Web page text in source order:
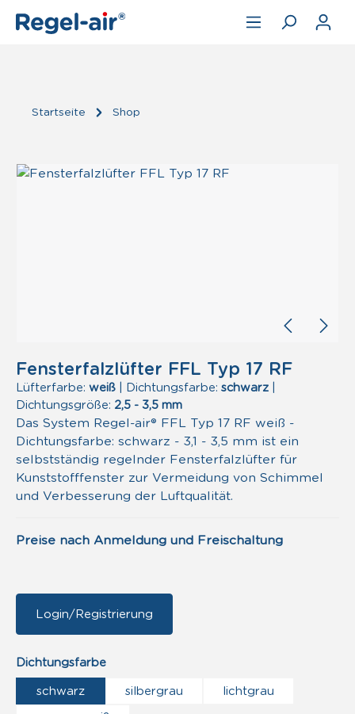
Zum Hauptinhalt springen
Startseite Shop
Bildergalerie überspringen
Fensterfalzlüfter FFL Typ 17 RF
Lüfterfarbe: weiß Dichtungsfarbe: schwarz
Dichtungsgröße: 2,5 - 3,5 mm
Das System Regel-air® FFL Typ 17 RF weiß -
Dichtungsfarbe: schwarz - 3,1 - 3,5 mm ist ein
selbstständig regelnder Fensterfalzlüfter für
Kunststofffenster zur Vermeidung von Schimmel
und Verbesserung der Luftqualität.
Preise nach Anmeldung und Freischaltung
Login/Registrierung
Dichtungsfarbeauswählen
schwarz silbergrau
lichtgrau